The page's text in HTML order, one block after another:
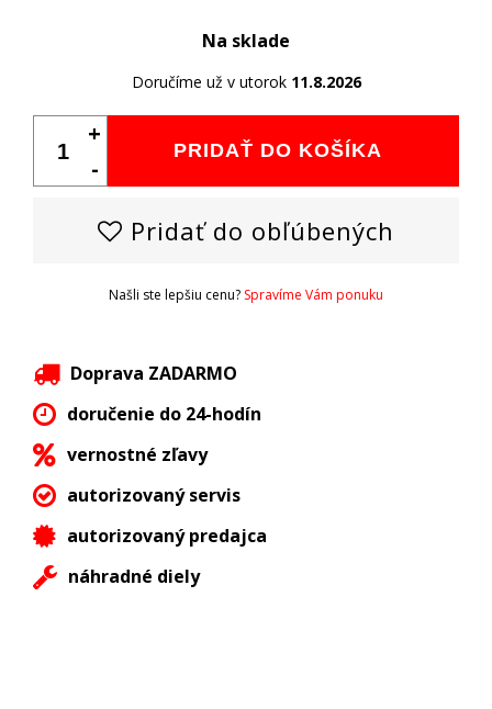
Na sklade
Doručíme už v utorok 11.8.2026
PRIDAŤ DO KOŠÍKA
+
-
Pridať do obľúbených
Našli ste lepšiu cenu? Spravíme Vám ponuku
Doprava ZADARMO
doručenie do 24-hodín
vernostné zľavy
autorizovaný servis
autorizovaný predajca
náhradné diely